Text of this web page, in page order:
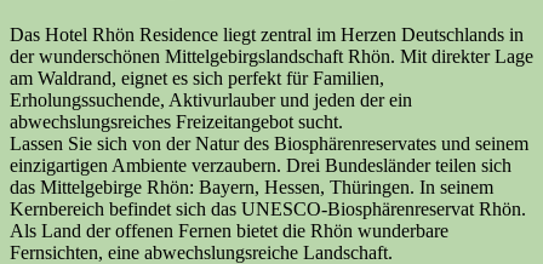
Das Hotel Rhön Residence liegt zentral im Herzen Deutschlands in
der wunderschönen Mittelgebirgslandschaft Rhön. Mit direkter Lage
am Waldrand, eignet es sich perfekt für Familien,
Erholungssuchende, Aktivurlauber und jeden der ein
abwechslungsreiches Freizeitangebot sucht.
Lassen Sie sich von der Natur des Biosphärenreservates und seinem
einzigartigen Ambiente verzaubern. Drei Bundesländer teilen sich
das Mittelgebirge Rhön: Bayern, Hessen, Thüringen. In seinem
Kernbereich befindet sich das UNESCO-Biosphärenreservat Rhön.
Als Land der offenen Fernen bietet die Rhön wunderbare
Fernsichten, eine abwechslungsreiche Landschaft.